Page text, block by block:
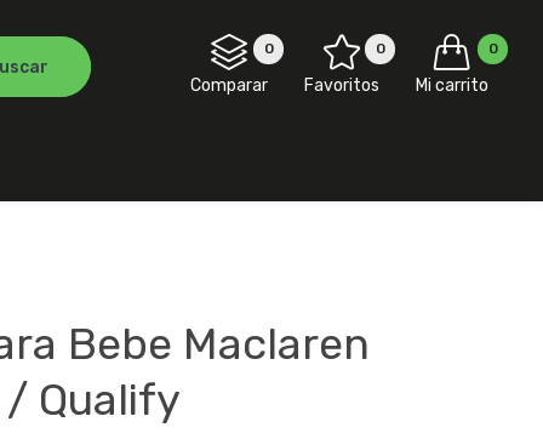
0
Comparar
0
Favoritos
0
Mi carrito
Bebe Maclaren
Qualify